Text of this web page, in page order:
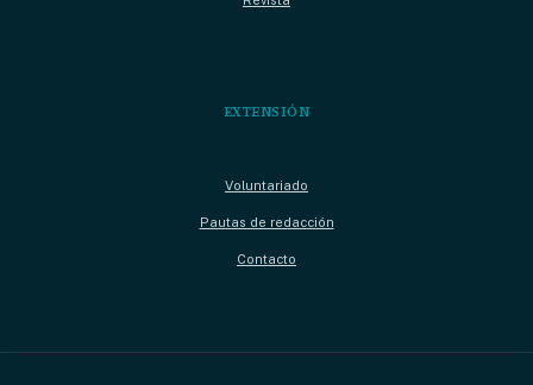
EXTENSIÓN
Voluntariado
Pautas de redacción
Contacto